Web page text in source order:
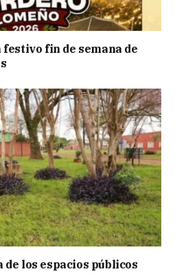
fin de semana de
los espacios públicos